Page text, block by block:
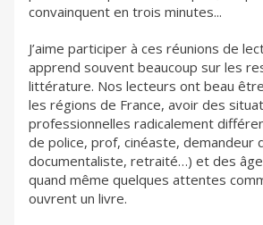
convainquent en trois minutes...
J’aime participer à ces réunions de
apprend souvent beaucoup sur les
littérature. Nos lecteurs ont beau
les régions de France, avoir des
professionnelles radicalement
de police, prof, cinéaste, demandeur
documentaliste, retraité…) et des
quand même quelques attentes
ouvrent un livre.